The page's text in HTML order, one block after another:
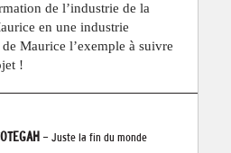
de l’industrie de la
en une industrie
Maurice l’exemple à suivre
!
- Juste la fin du monde